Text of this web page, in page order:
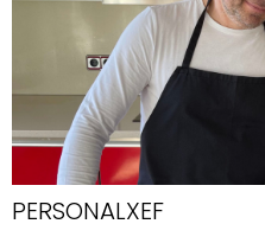
PERSONALXEF